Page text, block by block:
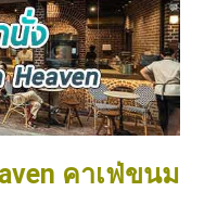
คาเฟ่ขนม